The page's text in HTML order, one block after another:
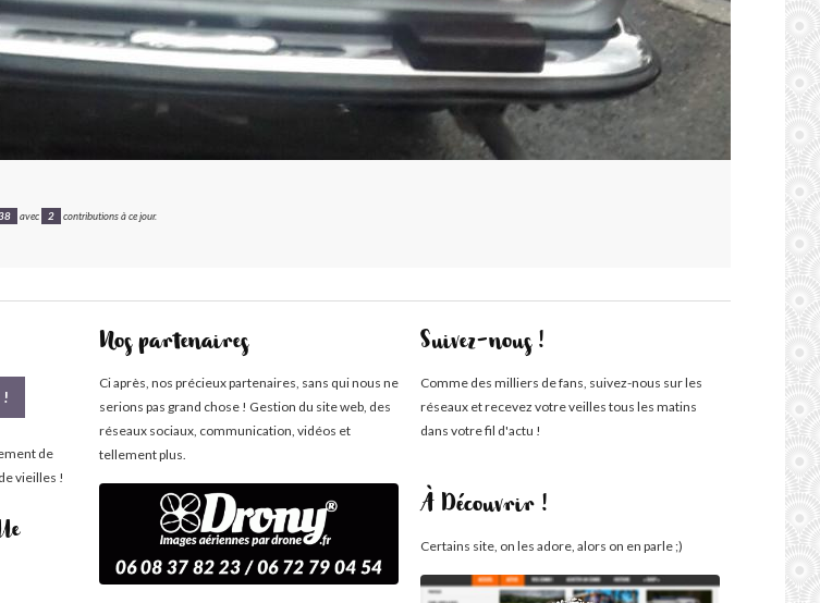
avec 2 contributions à ce jour.
!
de
vieilles !
Nos partenaires
Ci après, nos précieux partenaires, sans qui nous ne
serions pas grand chose ! Gestion du site web, des
réseaux sociaux, communication, vidéos et
tellement plus.
Suivez-nous !
Comme des milliers de fans, suivez-nous sur les
réseaux et recevez votre veilles tous les matins
dans votre fil d'actu !
À Découvrir !
Certains site, on les adore, alors on en parle ;)